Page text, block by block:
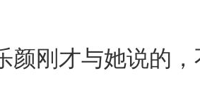
刚才与她说的，